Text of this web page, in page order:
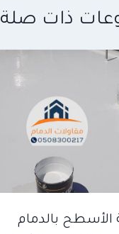
ذات صلة
الأسطح بالدمام